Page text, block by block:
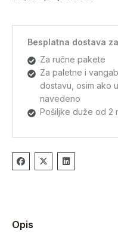
Besplatna dostava
Za ručne pakete
Za paletne i
dostavu, osim ako
navedeno
Pošiljke duže od 2
Opis